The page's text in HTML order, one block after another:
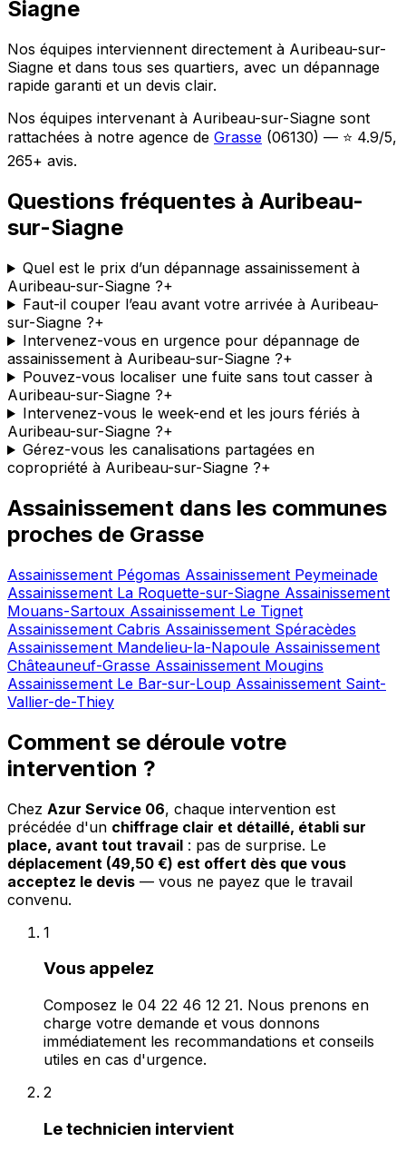
Siagne
Nos équipes interviennent directement à Auribeau-sur-
Siagne et dans tous ses quartiers, avec un dépannage
rapide garanti et un devis clair.
Nos équipes intervenant à Auribeau-sur-Siagne sont
rattachées à notre agence de Grasse (06130) — ⭐ 4.9/5,
265+ avis.
Questions fréquentes à Auribeau-
sur-Siagne
Quel est le prix d’un dépannage assainissement à
Auribeau-sur-Siagne ?+
Faut-il couper l’eau avant votre arrivée à Auribeau-
sur-Siagne ?+
Intervenez-vous en urgence pour dépannage de
assainissement à Auribeau-sur-Siagne ?+
Pouvez-vous localiser une fuite sans tout casser à
Auribeau-sur-Siagne ?+
Intervenez-vous le week-end et les jours fériés à
Auribeau-sur-Siagne ?+
Gérez-vous les canalisations partagées en
copropriété à Auribeau-sur-Siagne ?+
Assainissement dans les communes
proches de Grasse
Assainissement Pégomas Assainissement Peymeinade
Assainissement La Roquette-sur-Siagne Assainissement
Mouans-Sartoux Assainissement Le Tignet
Assainissement Cabris Assainissement Spéracèdes
Assainissement Mandelieu-la-Napoule Assainissement
Châteauneuf-Grasse Assainissement Mougins
Assainissement Le Bar-sur-Loup Assainissement Saint-
Vallier-de-Thiey
Comment se déroule votre
intervention ?
Chez Azur Service 06, chaque intervention est
précédée d'un chiffrage clair et détaillé, établi sur
place, avant tout travail : pas de surprise. Le
déplacement (49,50 €) est offert dès que vous
acceptez le devis — vous ne payez que le travail
convenu.
1
Vous appelez
Composez le 04 22 46 12 21. Nous prenons en
charge votre demande et vous donnons
immédiatement les recommandations et conseils
utiles en cas d'urgence.
2
Le technicien intervient